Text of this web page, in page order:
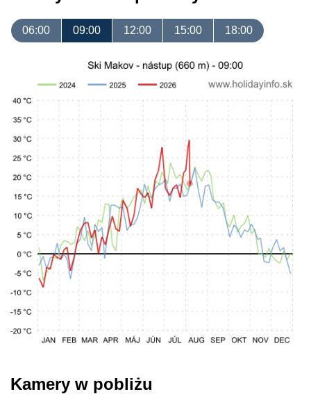
06:00 09:00 12:00 15:00 18:00
Kamery w pobliżu